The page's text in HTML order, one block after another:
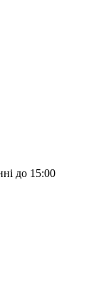
до 15:00